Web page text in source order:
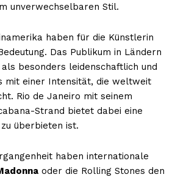
unverwechselbaren Stil.
haben für die Künstlerin
Das Publikum in Ländern
besonders leidenschaftlich und
mit einer Intensität, die weltweit
Rio de Janeiro mit seinem
Strand bietet dabei eine
überbieten ist.
haben internationale
oder die Rolling Stones den